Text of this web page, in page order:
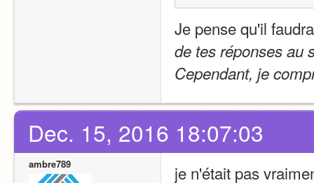
Je pense qu'il
de tes réponses au
Cependant, je
Dec. 15, 2016 18:07:03
ambre789
je n'était pas